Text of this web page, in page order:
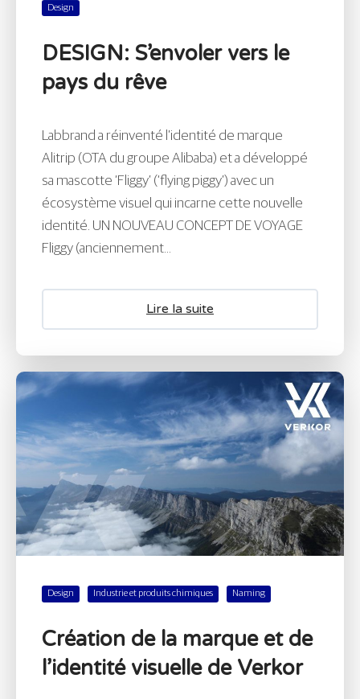
Design
DESIGN: S’envoler vers le
pays du rêve
Labbrand a réinventé l’identité de marque
Alitrip (OTA du groupe Alibaba) et a développé
sa mascotte ‘Fliggy’ (‘flying piggy’) avec un
écosystème visuel qui incarne cette nouvelle
identité. UN NOUVEAU CONCEPT DE VOYAGE
Fliggy (anciennement...
Lire la suite
Design Industrie et produits chimiques Naming
Création de la marque et de
l’identité visuelle de Verkor